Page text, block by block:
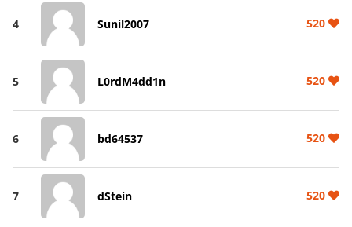
4 Sunil2007 520
5 L0rdM4dd1n 520
6 bd64537 520
7 dStein 520